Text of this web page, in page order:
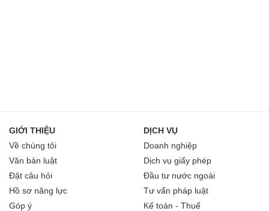
GIỚI THIỆU
Về chúng tôi
Văn bản luật
Đặt câu hỏi
Hồ sơ năng lực
Góp ý
DỊCH VỤ
Doanh nghiệp
Dịch vụ giấy phép
Đầu tư nước ngoài
Tư vấn pháp luật
Kế toán - Thuế